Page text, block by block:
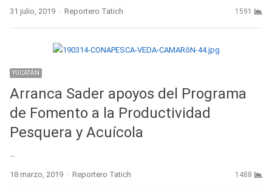
31 julio, 2019 Author
Reportero Tatich 1591
YUCATÁN
Arranca Sader apoyos del Programa
de Fomento a la Productividad
Pesquera y Acuícola
18 marzo, 2019 Author
Reportero Tatich 1488